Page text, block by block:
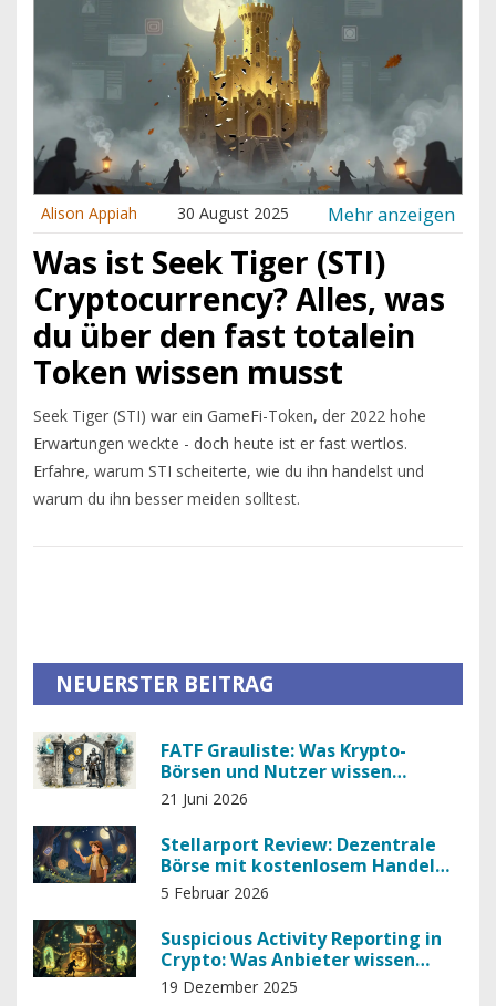
Alison Appiah 30 August 2025 Mehr anzeigen
Was ist Seek Tiger (STI)
Cryptocurrency? Alles, was
du über den fast totalein
Token wissen musst
Seek Tiger (STI) war ein GameFi-Token, der 2022 hohe
Erwartungen weckte - doch heute ist er fast wertlos.
Erfahre, warum STI scheiterte, wie du ihn handelst und
warum du ihn besser meiden solltest.
NEUERSTER BEITRAG
FATF Grauliste: Was Krypto-
Börsen und Nutzer wissen
müssen
21 Juni 2026
Stellarport Review: Dezentrale
Börse mit kostenlosem Handel
und vollem Nutzerkontroll
5 Februar 2026
Suspicious Activity Reporting in
Crypto: Was Anbieter wissen
müssen
19 Dezember 2025